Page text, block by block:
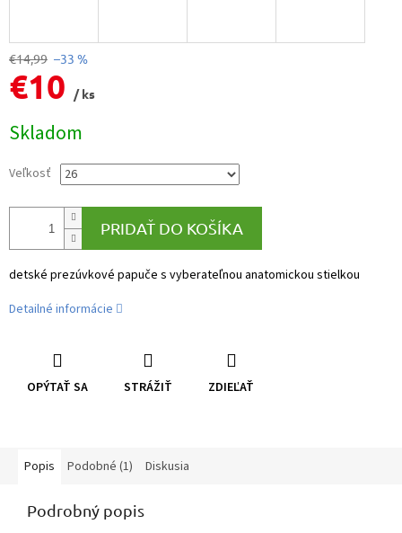
€14,99 –33 %
€10
/ ks
cena:
Skladom
Veľkosť
PRIDAŤ DO KOŠÍKA
detské prezúvkové papuče s vyberateľnou anatomickou stielkou
Detailné informácie
OPÝTAŤ SA STRÁŽIŤ ZDIEĽAŤ
Popis Podobné (1) Diskusia
Podrobný popis